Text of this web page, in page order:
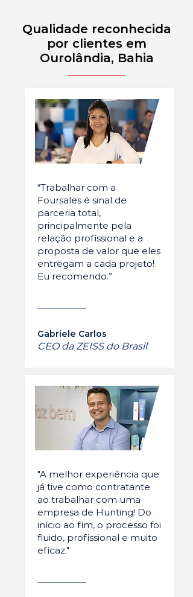
Qualidade reconhecida
por clientes em
Ourolândia, Bahia
“Trabalhar com a
Foursales é sinal de
parceria total,
principalmente pela
relação profissional e a
proposta de valor que eles
entregam a cada projeto!
Eu recomendo.”
Gabriele Carlos
CEO da ZEISS do Brasil
"A melhor experiência que
já tive como contratante
ao trabalhar com uma
empresa de Hunting! Do
início ao fim, o processo foi
fluido, profissional e muito
eficaz."